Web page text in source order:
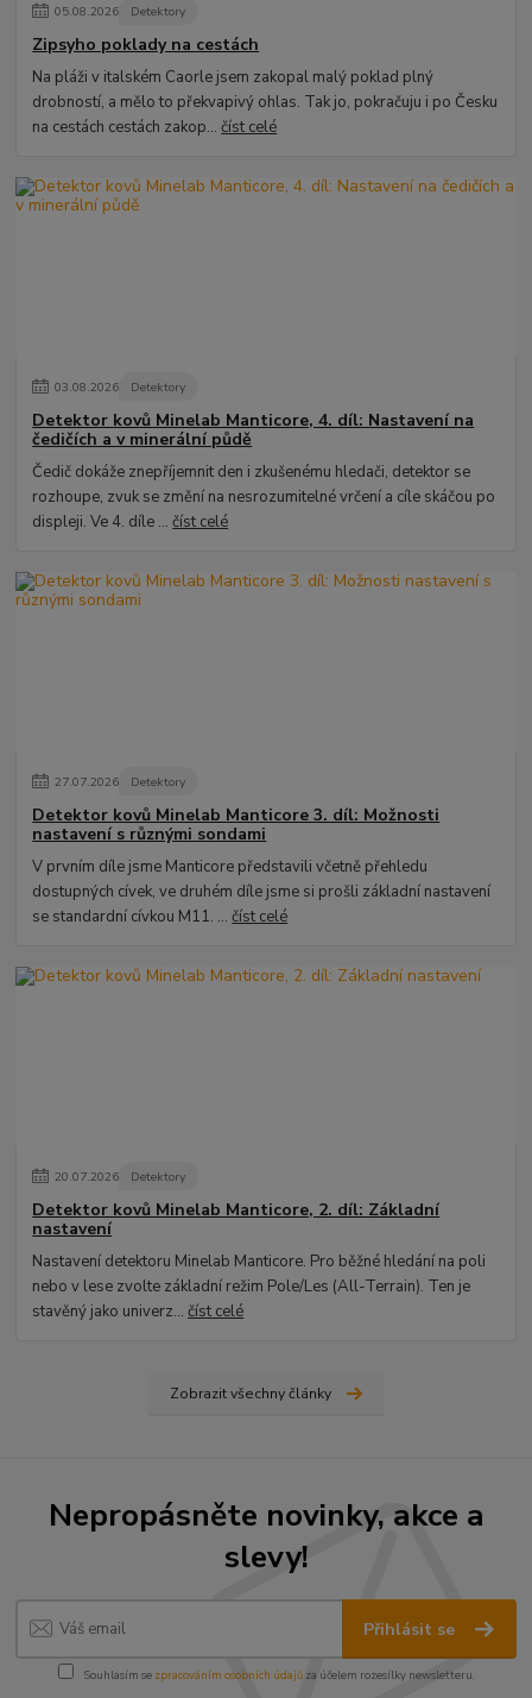
05.08.2026 Detektory
Zipsyho poklady na cestách
Na pláži v italském Caorle jsem zakopal malý poklad plný
drobností, a mělo to překvapivý ohlas. Tak jo, pokračuju i po Česku
na cestách cestách zakop...číst celé
03.08.2026 Detektory
Detektor kovů Minelab Manticore, 4. díl: Nastavení na
čedičích a v minerální půdě
Čedič dokáže znepříjemnit den i zkušenému hledači, detektor se
rozhoupe, zvuk se změní na nesrozumitelné vrčení a cíle skáčou po
displeji. Ve 4. díle ...číst celé
27.07.2026 Detektory
Detektor kovů Minelab Manticore 3. díl: Možnosti
nastavení s různými sondami
V prvním díle jsme Manticore představili včetně přehledu
dostupných cívek, ve druhém díle jsme si prošli základní nastavení
se standardní cívkou M11. ...číst celé
20.07.2026 Detektory
Detektor kovů Minelab Manticore, 2. díl: Základní
nastavení
Nastavení detektoru Minelab Manticore. Pro běžné hledání na poli
nebo v lese zvolte základní režim Pole/Les (All-Terrain). Ten je
stavěný jako univerz...číst celé
Zobrazit všechny články
Nepropásněte novinky, akce a
slevy!
Přihlásit se
Souhlasím se zpracováním osobních údajůza účelem rozesílky newsletteru.